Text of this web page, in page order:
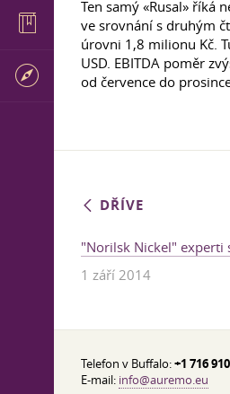
Ten samý «Rusal» říká
ve srovnání s druhým
úrovni 1,8 milionu Kč.
USD. EBITDA poměr
od července do
DŘÍVE
"Norilsk Nickel"
1 září 2014
Telefon v Buffalo:+1 716
E-mail: info@auremo.eu